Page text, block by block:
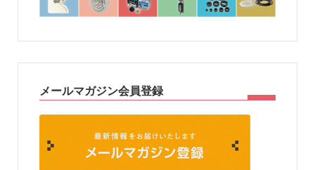
メールマガジン会員登録